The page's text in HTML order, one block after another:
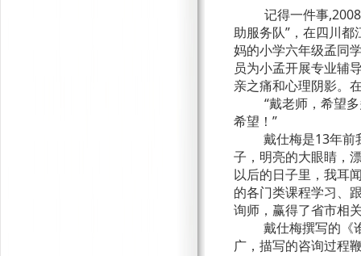
记得一件事,2008
助服务队”，在四川
妈的小学六年级孟同
员为小孟开展专业辅
亲之痛和心理阴影。
“戴老师，希望
希望！”
戴仕梅是13年前
子，明亮的大眼睛，
以后的日子里，我耳
的各门类课程学习、
询师，赢得了省市相
戴仕梅撰写的
广，描写的咨询过程